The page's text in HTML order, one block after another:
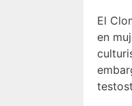
El
en